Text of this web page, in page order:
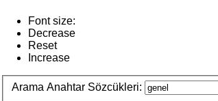
Font size:
Decrease
Reset
Increase
Arama Anahtar Sözcükleri: